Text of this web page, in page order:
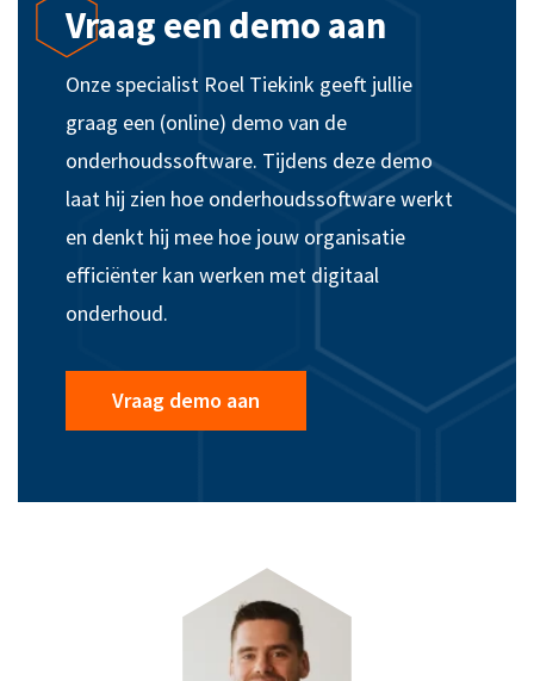
Vraag een demo aan
Onze specialist Roel Tiekink geeft jullie
graag een (online) demo van de
onderhoudssoftware. Tijdens deze demo
laat hij zien hoe onderhoudssoftware werkt
en denkt hij mee hoe jouw organisatie
efficiënter kan werken met digitaal
onderhoud.
Vraag demo aan